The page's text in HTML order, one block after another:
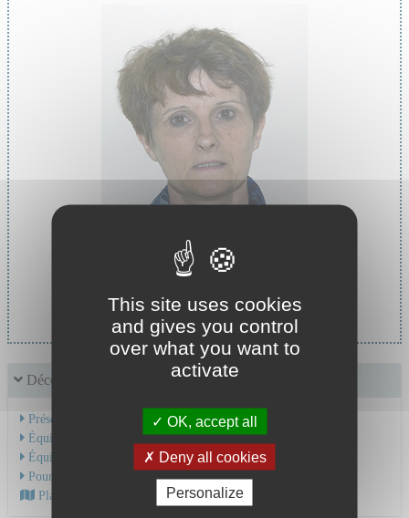
Pr MASSOUBRE Catherine
Découvrir le service
Présentation de l'activité
Équipe Médicale
Équipe Soignante
Pour une hospitalisation
Plan d'accès au CHU
This site uses cookies
and gives you control
over what you want to
activate
OK, accept all
Deny all cookies
Personalize